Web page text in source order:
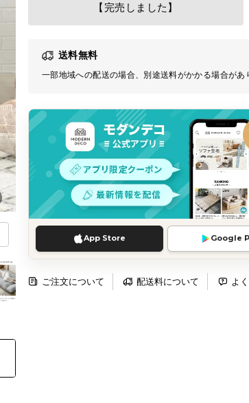
【完売しました】
送料無料
一部地域への配送の場合、別途送料がかかる場合があ
App Store Google
ご注文について 配送料について よ